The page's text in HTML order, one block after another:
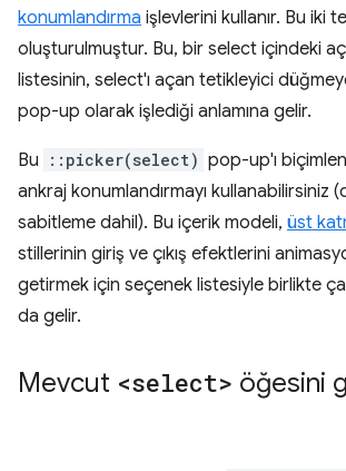
konumlandırma işlevlerini kullanır. Bu iki
oluşturulmuştur. Bu, bir select içindeki
listesinin, select'ı açan tetikleyici
pop-up olarak işlediği anlamına gelir.
Bu ::picker(select) pop-up'ı
ankraj konumlandırmayı kullanabilirsiniz
sabitleme dahil). Bu içerik modeli, üst
stillerinin giriş ve çıkış efektlerini
getirmek için seçenek listesiyle birlikte
da gelir.
Mevcut <select> öğesini